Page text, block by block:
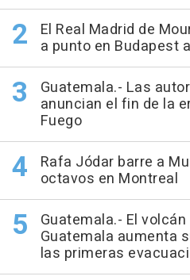
El Real Madrid de
a punto en Budapest
Guatemala.- Las
anuncian el fin de la
Fuego
Rafa Jódar barre a
octavos en Montreal
Guatemala.- El
Guatemala aumenta
las primeras